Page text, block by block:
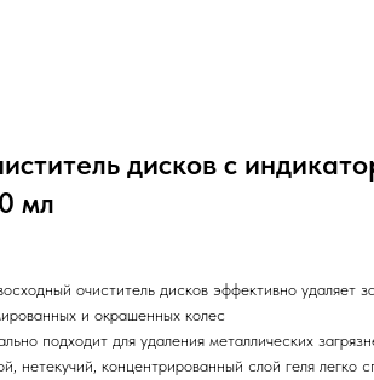
дисков с
мл
очиститель дисков эффективно удаляет
и окрашенных колес
подходит для удаления металлических
нетекучий, концентрированный слой геля легко